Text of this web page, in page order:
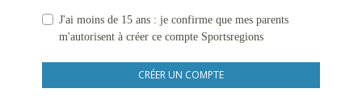
J'ai moins de 15 ans : je confirme que mes parents
m'autorisent à créer ce compte Sportsregions
CRÉER UN COMPTE